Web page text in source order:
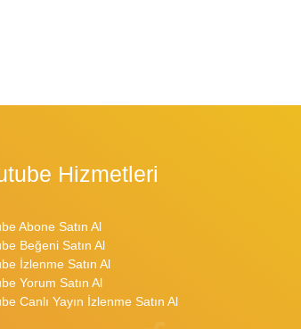
Hizmetleri
Abone Satın Al
Beğeni Satın Al
İzlenme Satın Al
Yorum Satın Al
Canlı Yayın İzlenme Satın Al